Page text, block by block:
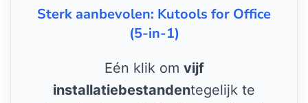
Sterk aanbevolen: Kutools for Office
(5-in-1)
Eén klik om vijf
installatiebestandentegelijk te